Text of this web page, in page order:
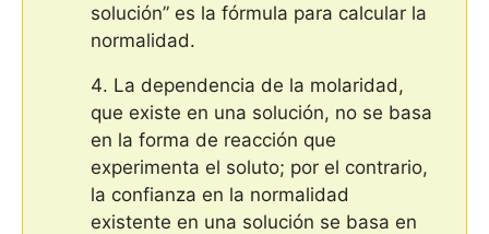
solución” es la fórmula para calcular la
normalidad.
La dependencia de la molaridad,
que existe en una solución, no se basa
en la forma de reacción que
experimenta el soluto; por el contrario,
la confianza en la normalidad
existente en una solución se basa en